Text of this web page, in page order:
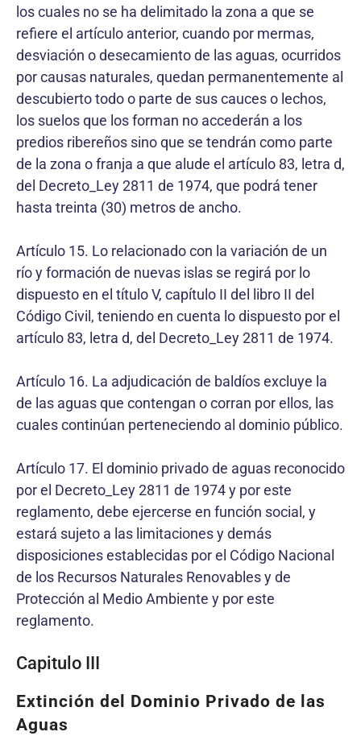
los cuales no se ha delimitado la zona a que se
refiere el artículo anterior, cuando por mermas,
desviación o desecamiento de las aguas, ocurridos
por causas naturales, quedan permanentemente al
descubierto todo o parte de sus cauces o lechos,
los suelos que los forman no accederán a los
predios ribereños sino que se tendrán como parte
de la zona o franja a que alude el artículo 83, letra d,
del Decreto_Ley 2811 de 1974, que podrá tener
hasta treinta (30) metros de ancho.
Artículo 15. Lo relacionado con la variación de un
río y formación de nuevas islas se regirá por lo
dispuesto en el título V, capítulo II del libro II del
Código Civil, teniendo en cuenta lo dispuesto por el
artículo 83, letra d, del Decreto_Ley 2811 de 1974.
Artículo 16. La adjudicación de baldíos excluye la
de las aguas que contengan o corran por ellos, las
cuales continúan perteneciendo al dominio público.
Artículo 17. El dominio privado de aguas reconocido
por el Decreto_Ley 2811 de 1974 y por este
reglamento, debe ejercerse en función social, y
estará sujeto a las limitaciones y demás
disposiciones establecidas por el Código Nacional
de los Recursos Naturales Renovables y de
Protección al Medio Ambiente y por este
reglamento.
Capitulo III
Extinción del Dominio Privado de las
Aguas